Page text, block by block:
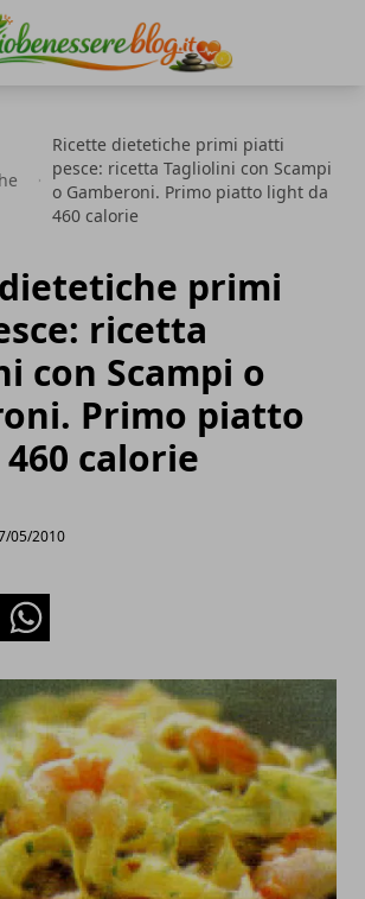
Ricette dietetiche primi piatti
pesce: ricetta Tagliolini con Scampi
o Gamberoni. Primo piatto light da
460 calorie
primi
ricetta
con Scampi o
Primo piatto
calorie
05/2010
Whatsapp